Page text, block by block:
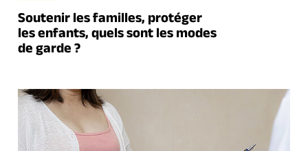
Soutenir les familles, protéger
les enfants, quels sont les modes
de garde ?